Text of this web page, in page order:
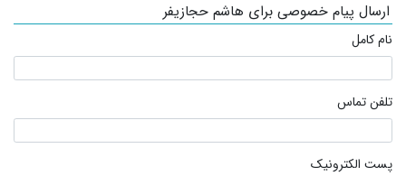
ارسال پیام خصوصی برای هاشم حجازیفر
نام کامل
تلفن تماس
پست الکترونیک